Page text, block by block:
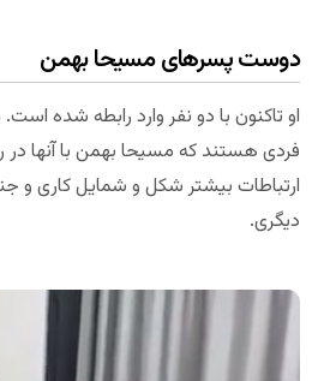
دوست پسرهای مسیحا بهمن
او تاکنون با دو نفر وارد رابطه شده
فردی هستند که مسیحا بهمن با آنها در
ارتباطات بیشتر شکل و شمایل کاری و
دیگری.